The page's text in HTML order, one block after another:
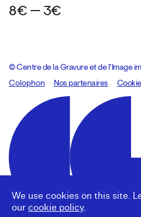
We use cookies on this site.
our cookie policy.
8€ — 3€
© Centre de la Gravure et de l’Image
Colophon
Design:Marcel Kaczmarek, code:
Nos partenaires